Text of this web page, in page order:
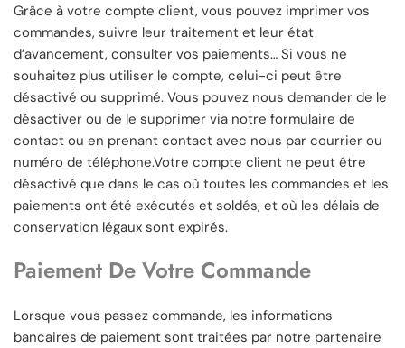
Grâce à votre compte client, vous pouvez imprimer vos
commandes, suivre leur traitement et leur état
d’avancement, consulter vos paiements… Si vous ne
souhaitez plus utiliser le compte, celui-ci peut être
désactivé ou supprimé. Vous pouvez nous demander de le
désactiver ou de le supprimer via notre formulaire de
contact ou en prenant contact avec nous par courrier ou
numéro de téléphone.Votre compte client ne peut être
désactivé que dans le cas où toutes les commandes et les
paiements ont été exécutés et soldés, et où les délais de
conservation légaux sont expirés.
Paiement De Votre Commande
Lorsque vous passez commande, les informations
bancaires de paiement sont traitées par notre partenaire